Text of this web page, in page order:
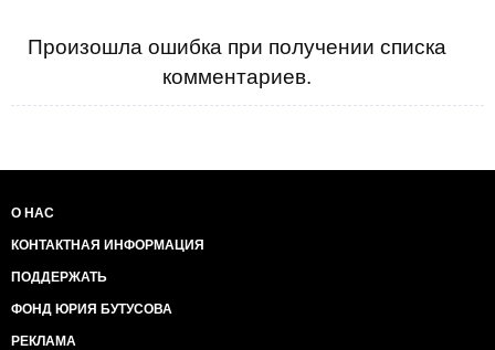
Произошла ошибка при получении списка
комментариев.
О НАС
КОНТАКТНАЯ ИНФОРМАЦИЯ
ПОДДЕРЖАТЬ
ФОНД ЮРИЯ БУТУСОВА
РЕКЛАМА